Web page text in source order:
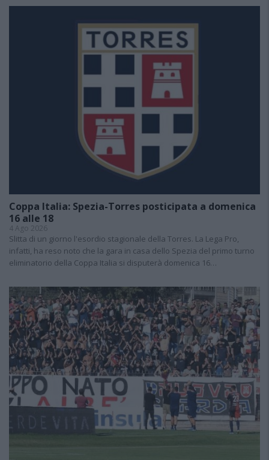
Coppa Italia: Spezia-Torres posticipata a domenica
16 alle 18
4 Ago 2026
Slitta di un giorno l'esordio stagionale della Torres. La Lega Pro,
infatti, ha reso noto che la gara in casa dello Spezia del primo turno
eliminatorio della Coppa Italia si disputerà domenica 16…